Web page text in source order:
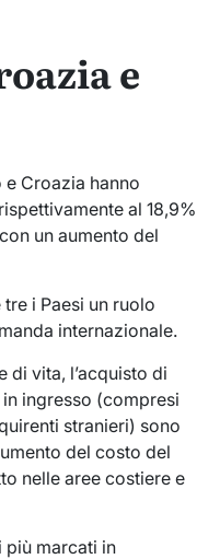
e
e Croazia hanno
al 18,9%
un aumento del
i Paesi un ruolo
internazionale.
di vita, l’acquisto di
ingresso (compresi
stranieri) sono
del costo del
nelle aree costiere e
più marcati in